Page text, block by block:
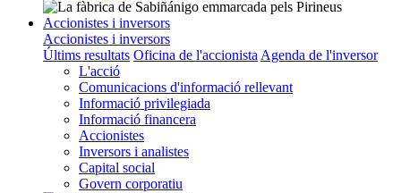
Accionistes i inversors
Accionistes i inversors
Últims resultats Oficina de l'accionista Agenda de l'inversor
L'acció
Comunicacions d'informació rellevant
Informació privilegiada
Informació financera
Accionistes
Inversors i analistes
Capital social
Govern corporatiu